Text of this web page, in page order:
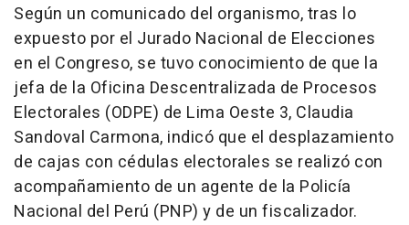
Según un comunicado del organismo, tras lo
expuesto por el Jurado Nacional de Elecciones
en el Congreso, se tuvo conocimiento de que la
jefa de la Oficina Descentralizada de Procesos
Electorales (ODPE) de Lima Oeste 3, Claudia
Sandoval Carmona, indicó que el desplazamiento
de cajas con cédulas electorales se realizó con
acompañamiento de un agente de la Policía
Nacional del Perú (PNP) y de un fiscalizador.